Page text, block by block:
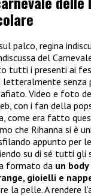
palco, regina
del
tutti i presenti ai
letteralmente senza
Video e foto
con i fan della
come era fatto
che Rihanna si è
appunto per
su di sé tutti gli
formato da un
gioielli e
la pelle. A rendere